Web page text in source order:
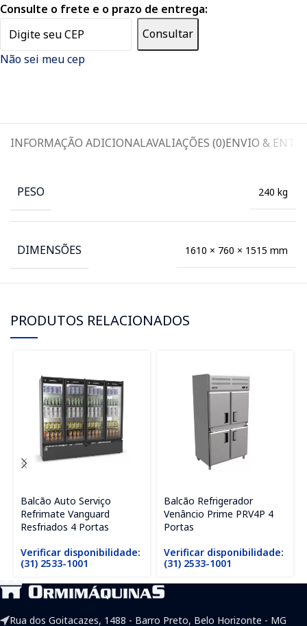
Consulte o frete e o prazo de entrega:
Consultar
Não sei meu cep
INFORMAÇÃO ADICIONALAVALIAÇÕES (0)ENVIO &
PESO 240 kg
DIMENSÕES 1610 × 760 × 1515 mm
PRODUTOS RELACIONADOS
Balcão Auto Serviço
Refrimate Vanguard
Resfriados 4 Portas
Verificar disponibilidade:
(31) 2533-1001
Balcão Refrigerador
Venâncio Prime PRV4P 4
Portas
Verificar disponibilidade:
(31) 2533-1001
Rua dos Goitacazes, 1488 - Barro Preto, Belo Horizonte - MG